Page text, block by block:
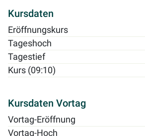
Kursdaten
Eröffnungskurs
Tageshoch
Tagestief
Kurs (09:10)
Kursdaten Vortag
Vortag-Eröffnung
Vortag-Hoch